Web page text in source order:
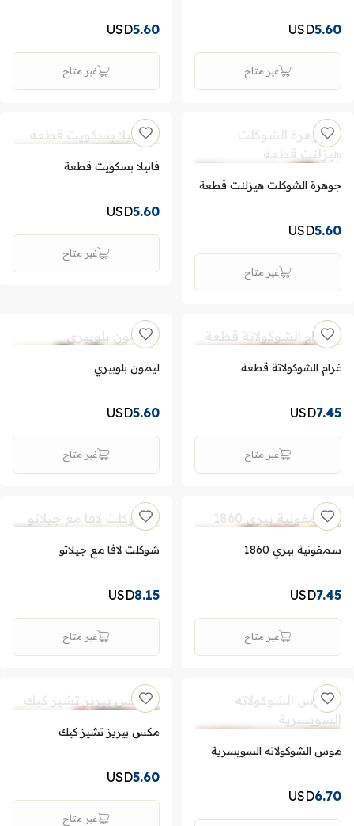
5.60
USD
غير متاح
5.60
USD
غير متاح
جوهرة الشوكلت هيزلنت قطعة
5.60
USD
غير متاح
فانيلا بسكويت قطعة
5.60
USD
غير متاح
غرام الشوكولاتة قطعة
7.45
USD
غير متاح
ليمون بلوبيري
5.60
USD
غير متاح
سمفونية بيري 1860
7.45
USD
غير متاح
شوكلت لافا مع جيلاتو
8.15
USD
غير متاح
موس الشوكولاته السويسرية
6.70
USD
مكس بيريز تشيز كيك
5.60
USD
غير متاح